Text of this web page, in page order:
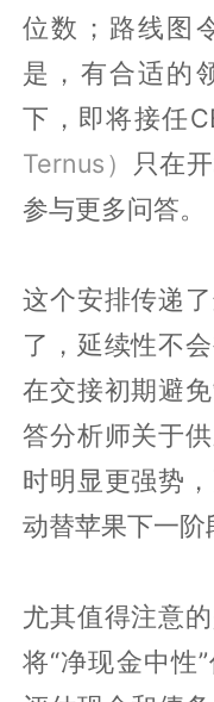
位数；路线图
是，有合适的
下，即将接任
Ternus） 只在
参与更多问答。
这个安排传递
了，延续性不
在交接初期避
答分析师关于
时明显更强势
动替苹果下一阶
尤其值得注意
将“净现金中性